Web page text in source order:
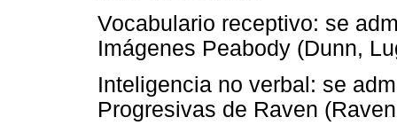
Vocabulario receptivo: se
Imágenes Peabody (Dunn,
Inteligencia no verbal: se
Progresivas de Raven